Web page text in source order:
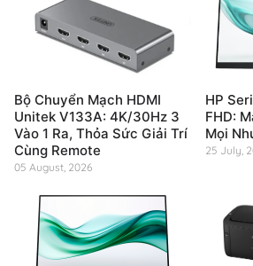
Bộ Chuyển Mạch HDMI
Unitek V133A: 4K/30Hz 3
Vào 1 Ra, Thỏa Sức Giải Trí
Cùng Remote
05 August, 2026
HP
FHD:
Mọi
25 July,